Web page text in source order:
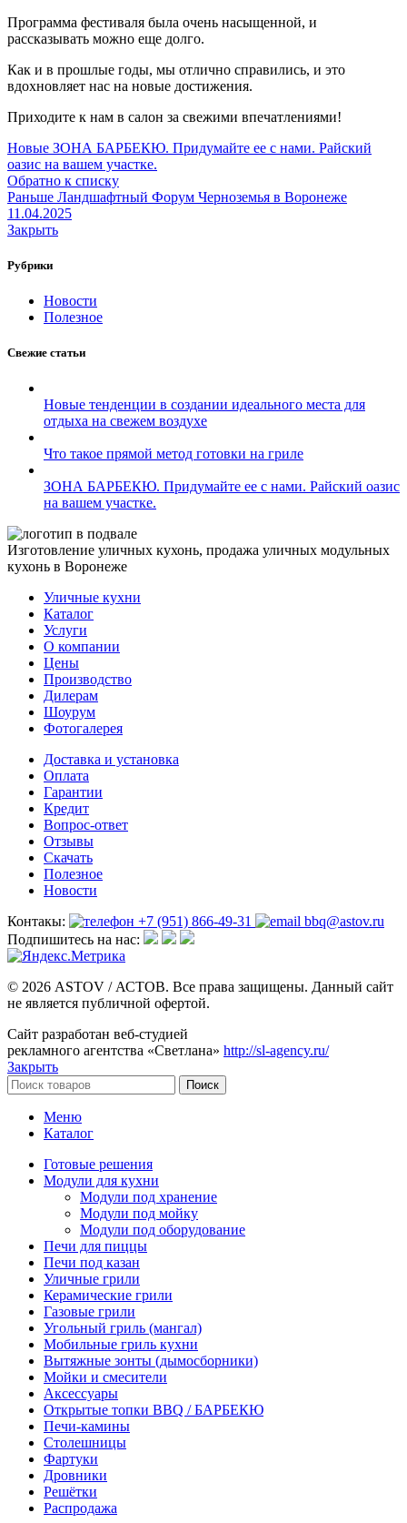
Программа фестиваля была очень насыщенной, и
рассказывать можно еще долго.
Как и в прошлые годы, мы отлично справились, и это
вдохновляет нас на новые достижения.
Приходите к нам в салон за свежими впечатлениями!
Новые ЗОНА БАРБЕКЮ. Придумайте ее с нами. Райский
оазис на вашем участке.
Обратно к списку
Раньше Ландшафтный Форум Черноземья в Воронеже
11.04.2025
Закрыть
Рубрики
Новости
Полезное
Свежие статьи
Новые тенденции в создании идеального места для
отдыха на свежем воздухе
Что такое прямой метод готовки на гриле
ЗОНА БАРБЕКЮ. Придумайте ее с нами. Райский оазис
на вашем участке.
Изготовление уличных кухонь, продажа уличных модульных
кухонь в Воронеже
Уличные кухни
Каталог
Услуги
О компании
Цены
Производство
Дилерам
Шоурум
Фотогалерея
Доставка и установка
Оплата
Гарантии
Кредит
Вопрос-ответ
Отзывы
Скачать
Полезное
Новости
Контакы:
+7 (951) 866-49-31
bbq@astov.ru
Подпишитесь на нас:
© 2026 ASTOV / АСТОВ. Все права защищены. Данный сайт
не является публичной офертой.
Сайт разработан веб-студией
рекламного агентства «Светлана» http://sl-agency.ru/
Закрыть
Поиск
Меню
Каталог
Готовые решения
Модули для кухни
Модули под хранение
Модули под мойку
Модули под оборудование
Печи для пиццы
Печи под казан
Уличные грили
Керамические грили
Газовые грили
Угольный гриль (мангал)
Мобильные гриль кухни
Вытяжные зонты (дымосборники)
Мойки и смесители
Аксессуары
Открытые топки BBQ / БАРБЕКЮ
Печи-камины
Столешницы
Фартуки
Дровники
Решётки
Распродажа